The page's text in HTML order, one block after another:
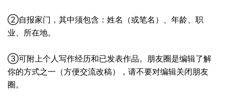
②自报家门，其中须包含：姓名（或笔名）、年龄、职
业、所在地。
③可附上个人写作经历和已发表作品。朋友圈是编辑了解
你的方式之一（方便交流改稿），请不要对编辑关闭朋友
圈。